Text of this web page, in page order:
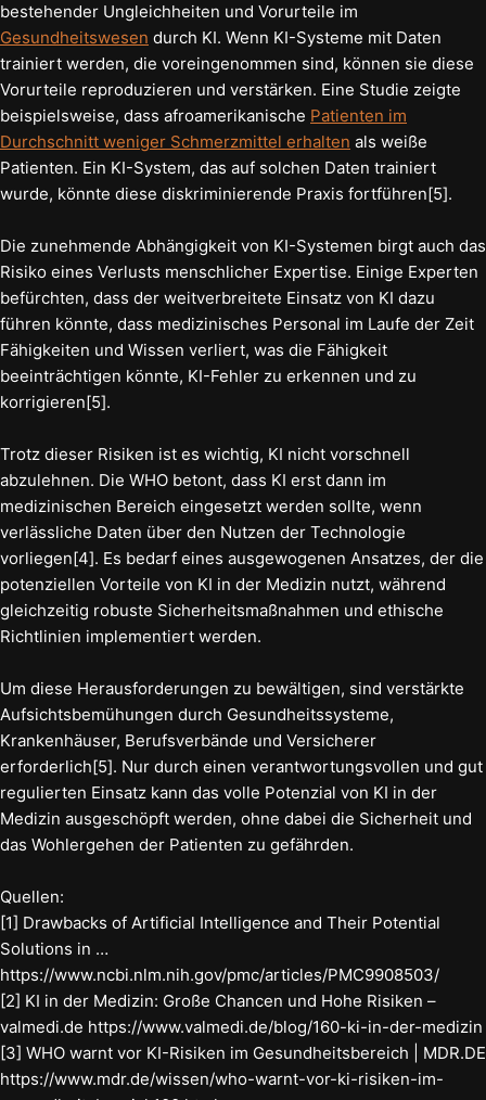
bestehender Ungleichheiten und Vorurteile im
Gesundheitswesen durch KI. Wenn KI-Systeme mit Daten
trainiert werden, die voreingenommen sind, können sie diese
Vorurteile reproduzieren und verstärken. Eine Studie zeigte
beispielsweise, dass afroamerikanische Patienten im
Durchschnitt weniger Schmerzmittel erhalten als weiße
Patienten. Ein KI-System, das auf solchen Daten trainiert
wurde, könnte diese diskriminierende Praxis fortführen[5].
Die zunehmende Abhängigkeit von KI-Systemen birgt auch das
Risiko eines Verlusts menschlicher Expertise. Einige Experten
befürchten, dass der weitverbreitete Einsatz von KI dazu
führen könnte, dass medizinisches Personal im Laufe der Zeit
Fähigkeiten und Wissen verliert, was die Fähigkeit
beeinträchtigen könnte, KI-Fehler zu erkennen und zu
korrigieren[5].
Trotz dieser Risiken ist es wichtig, KI nicht vorschnell
abzulehnen. Die WHO betont, dass KI erst dann im
medizinischen Bereich eingesetzt werden sollte, wenn
verlässliche Daten über den Nutzen der Technologie
vorliegen[4]. Es bedarf eines ausgewogenen Ansatzes, der die
potenziellen Vorteile von KI in der Medizin nutzt, während
gleichzeitig robuste Sicherheitsmaßnahmen und ethische
Richtlinien implementiert werden.
Um diese Herausforderungen zu bewältigen, sind verstärkte
Aufsichtsbemühungen durch Gesundheitssysteme,
Krankenhäuser, Berufsverbände und Versicherer
erforderlich[5]. Nur durch einen verantwortungsvollen und gut
regulierten Einsatz kann das volle Potenzial von KI in der
Medizin ausgeschöpft werden, ohne dabei die Sicherheit und
das Wohlergehen der Patienten zu gefährden.
Quellen:
[1] Drawbacks of Artificial Intelligence and Their Potential
Solutions in …
https://www.ncbi.nlm.nih.gov/pmc/articles/PMC9908503/
[2] KI in der Medizin: Große Chancen und Hohe Risiken –
valmedi.de https://www.valmedi.de/blog/160-ki-in-der-medizin
[3] WHO warnt vor KI-Risiken im Gesundheitsbereich | MDR.DE
https://www.mdr.de/wissen/who-warnt-vor-ki-risiken-im-